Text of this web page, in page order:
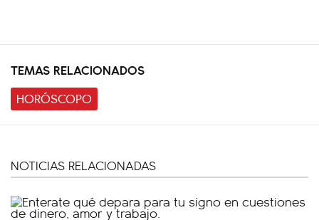
TEMAS RELACIONADOS
HORÓSCOPO
NOTICIAS RELACIONADAS